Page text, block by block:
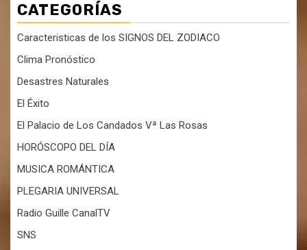
CATEGORÍAS
Caracteristicas de los SIGNOS DEL ZODIACO
Clima Pronóstico
Desastres Naturales
El Éxito
El Palacio de Los Candados Vª Las Rosas
HORÓSCOPO DEL DÍA
MUSICA ROMÁNTICA
PLEGARIA UNIVERSAL
Radio Guille CanalTV
SNS